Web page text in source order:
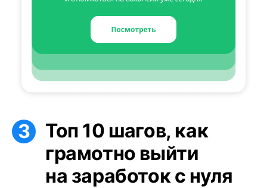
Топ 10 шагов, как
грамотно выйти
на заработок с нуля